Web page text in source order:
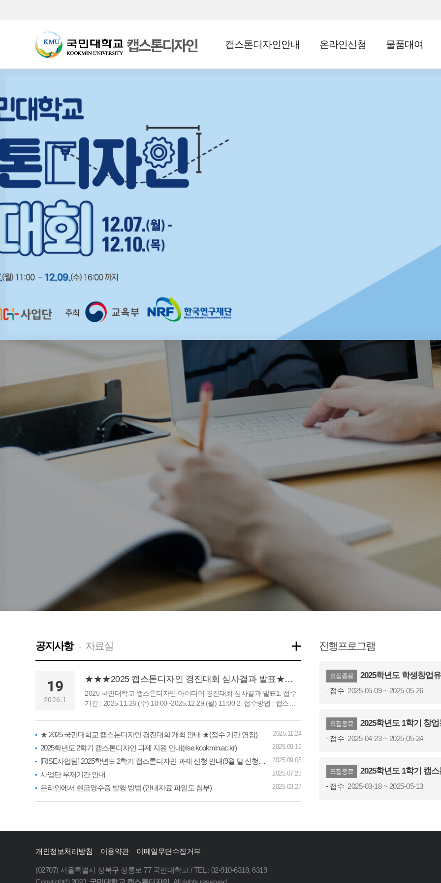
캡스톤디자인안내 온라인신청 물품대여
공지사항 자료실 +
19
2026.1
★★★2025 캡스톤디자인 경진대회 심사결과 발표★★★
2025 국민대학교 캡스톤디자인 아이디어 경진대회 심사결과 발표1. 접수
기간 : 2025.11.26.(수) 10:00~2025.12.29.(월) 11:00 2. 접수방법 : 캡스톤
석대상 : 수상 팀별 2명 내외 나. 일시 및 장소 : 참석 대상 별도 안내 다. 상
장은 시상식 당일 증정 예정(본인확인을 위한 신분증 지참 필수) ※ 상금은
★ 2025 국민대학교 캡스톤디자인 경진대회 개최 안내 ★(접수 기간 연장) 2025.11.24
2025학년도 2학기 캡스톤디자인 과제 지원 안내(rise.kookmin.ac.kr) 2025.09.19
[RISE사업팀] 2025학년도 2학기 캡스톤디자인 과제 신청 안내(9월 말 신청 예정) 2025.09.05
사업단 부재기간 안내 2025.07.23
온라인에서 현금영수증 발행 방법 (안내자료 파일도 첨부) 2025.03.27
진행프로그램
모집종료 2025학년도 학생창업유망팀300+ 지원
접수 2025-05-09 ~ 2025-05-26
모집종료 2025학년도 1학기 창업동아리 지원
접수 2025-04-23 ~ 2025-05-24
모집종료 2025학년도 1학기 캡스톤디자
접수 2025-03-18 ~ 2025-05-13
개인정보처리방침 이용약관 이메일무단수집거부
(02707) 서울특별시 성북구 정릉로 77 국민대학교 / TEL : 02-910-6318, 6319